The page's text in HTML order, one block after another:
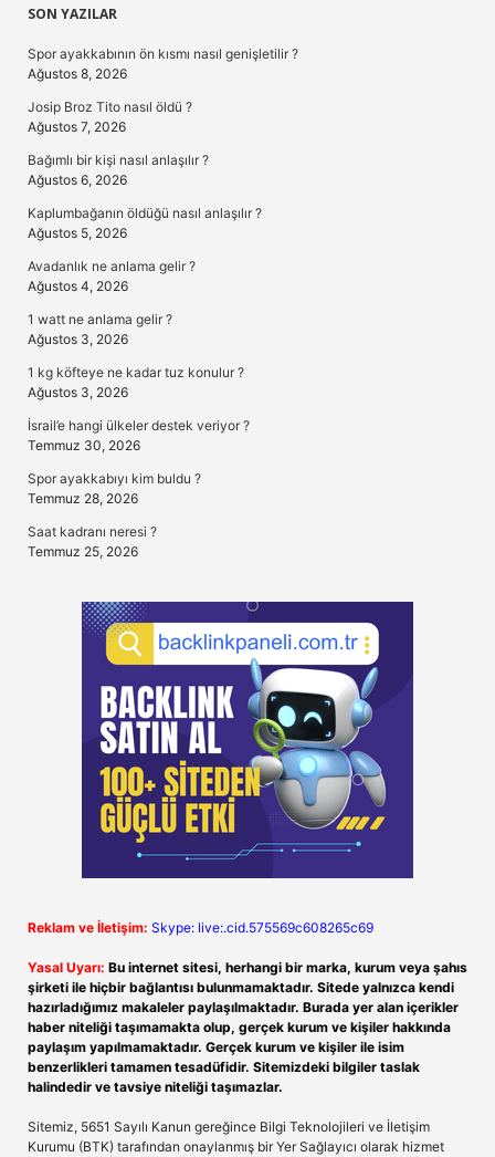
Sidebar
SON YAZILAR
Spor ayakkabının ön kısmı nasıl genişletilir ?
Ağustos 8, 2026
Josip Broz Tito nasıl öldü ?
Ağustos 7, 2026
Bağımlı bir kişi nasıl anlaşılır ?
Ağustos 6, 2026
Kaplumbağanın öldüğü nasıl anlaşılır ?
Ağustos 5, 2026
Avadanlık ne anlama gelir ?
Ağustos 4, 2026
1 watt ne anlama gelir ?
Ağustos 3, 2026
1 kg köfteye ne kadar tuz konulur ?
Ağustos 3, 2026
İsrail’e hangi ülkeler destek veriyor ?
Temmuz 30, 2026
Spor ayakkabıyı kim buldu ?
Temmuz 28, 2026
Saat kadranı neresi ?
Temmuz 25, 2026
Reklam ve İletişim: Skype: live:.cid.575569c608265c69
Yasal Uyarı: Bu internet sitesi, herhangi bir marka, kurum veya şahıs
şirketi ile hiçbir bağlantısı bulunmamaktadır. Sitede yalnızca kendi
hazırladığımız makaleler paylaşılmaktadır. Burada yer alan içerikler
haber niteliği taşımamakta olup, gerçek kurum ve kişiler hakkında
paylaşım yapılmamaktadır. Gerçek kurum ve kişiler ile isim
benzerlikleri tamamen tesadüfidir. Sitemizdeki bilgiler taslak
halindedir ve tavsiye niteliği taşımazlar.
Sitemiz, 5651 Sayılı Kanun gereğince Bilgi Teknolojileri ve İletişim
Kurumu (BTK) tarafından onaylanmış bir Yer Sağlayıcı olarak hizmet